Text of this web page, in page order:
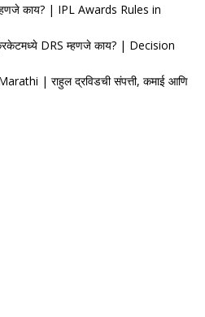
काय? | IPL Awards Rules in
DRS म्हणजे काय? | Decision
| राहुल द्रविडची संपत्ती, कमाई आणि